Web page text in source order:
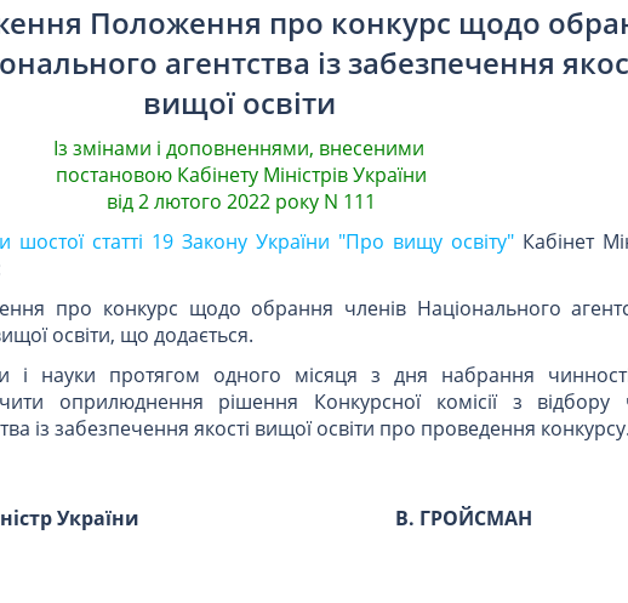
Положення про конкурс щодо
агентства із забезпечення
вищої освіти
Із змінами і доповненнями, внесеними
постановою Кабінету Міністрів України
від 2 лютого 2022 року N 111
шостої статті 19 Закону України "Про вищу освіту" Кабінет
про конкурс щодо обрання членів Національного
освіти, що додається.
і науки протягом одного місяця з дня набрання
оприлюднення рішення Конкурсної комісії з відбору
із забезпечення якості вищої освіти про проведення конкурсу.
України
В. ГРОЙСМАН